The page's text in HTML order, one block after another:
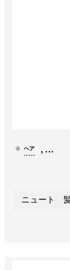
ヘア , …
ニュート 髪